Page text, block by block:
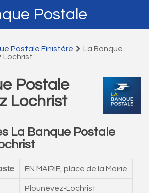
Postale
Postale Finistére
La Banque
Lochrist
Postale
Lochrist
La Banque Postale
EN MAIRIE, place de la Mairie
Plounévez-Lochrist